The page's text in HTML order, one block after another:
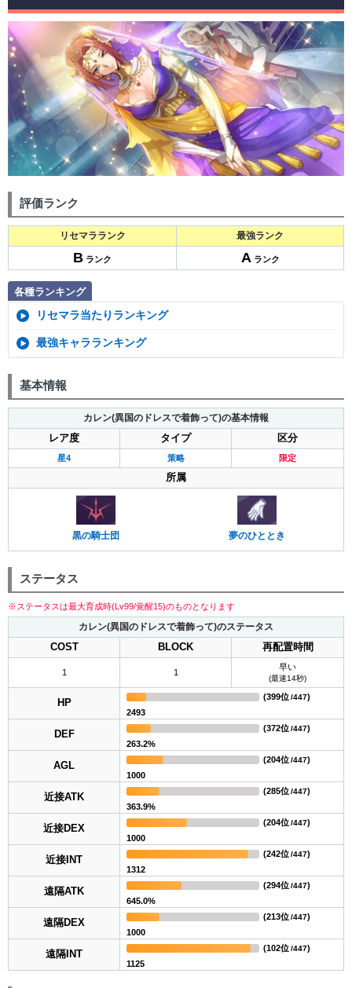
評価ランク
リセマラランク 最強ランク
B ランク A ランク
各種ランキング
リセマラ当たりランキング
最強キャラランキング
基本情報
カレン(異国のドレスで着飾って)の基本情報
レア度
タイプ 区分
星4 策略 限定
所属
黒の騎士団 夢のひととき
ステータス
※ステータスは最大育成時(Lv99/覚醒15)のものとなります
カレン(異国のドレスで着飾って)のステータス
COST
BLOCK 再配置時間
1 1
早い
(最速14秒)
HP
2493
(399位/447)
DEF
263.2%
(372位/447)
AGL
1000
(204位/447)
近接ATK
363.9%
(285位/447)
近接DEX
1000
(204位/447)
近接INT
1312
(242位/447)
遠隔ATK
645.0%
(294位/447)
遠隔DEX
1000
(213位/447)
遠隔INT
1125
(102位/447)